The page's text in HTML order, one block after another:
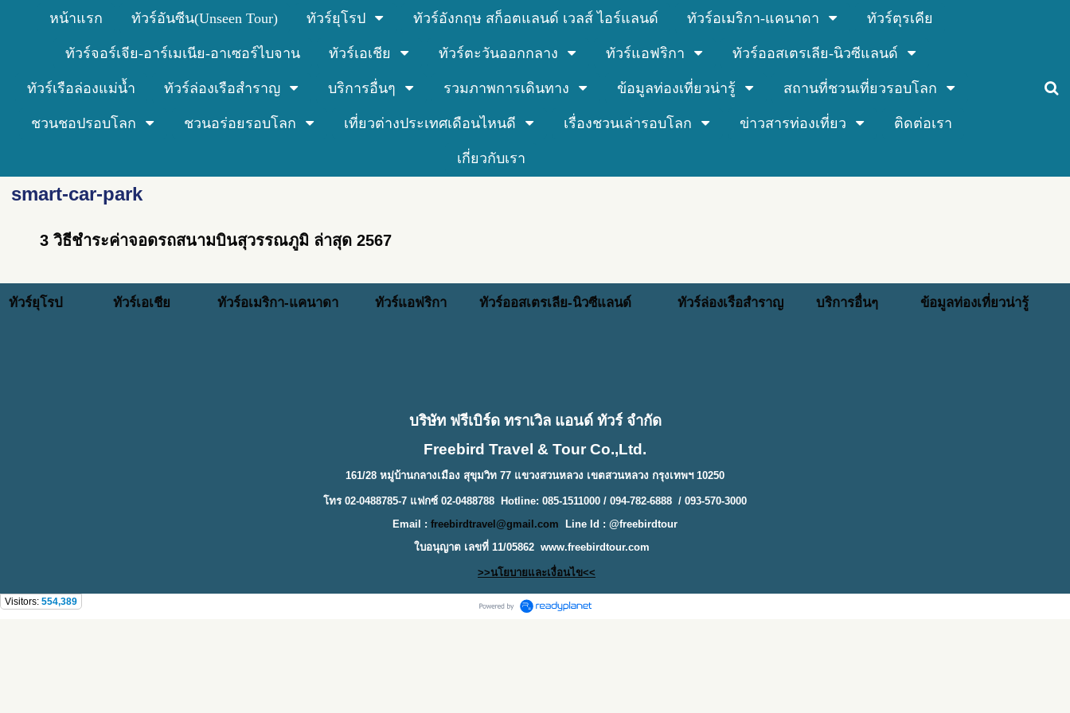
หน้าแรก ทัวร์อันซีน(Unseen Tour) ทัวร์ยุโรป ทัวร์อังกฤษ สก็อตแลนด์ เวลส์ ไอร์แลนด์ ทัวร์อเมริกา-แคนาดา ทัวร์ตุรเคีย
ทัวร์จอร์เจีย-อาร์เมเนีย-อาเซอร์ไบจาน ทัวร์เอเชีย ทัวร์ตะวันออกกลาง ทัวร์แอฟริกา ทัวร์ออสเตรเลีย-นิวซีแลนด์
ทัวร์เรือล่องแม่น้ำ ทัวร์ล่องเรือสำราญ บริการอื่นๆ รวมภาพการเดินทาง ข้อมูลท่องเที่ยวน่ารู้ สถานที่ชวนเที่ยวรอบโลก
ชวนชอปรอบโลก ชวนอร่อยรอบโลก เที่ยวต่างประเทศเดือนไหนดี เรื่องชวนเล่ารอบโลก ข่าวสารท่องเที่ยว ติดต่อเรา
เกี่ยวกับเรา
smart-car-park
3 วิธีชำระค่าจอดรถสนามบินสุวรรณภูมิ ล่าสุด 2567
ทัวร์ยุโรป ทัวร์เอเชีย ทัวร์อเมริกา-แคนาดา ทัวร์แอฟริกา ทัวร์ออสเตรเลีย-นิวซีแลนด์ ทัวร์ล่องเรือสำราญ บริการอื่นๆ ข้อมูลท่องเที่ยวน่ารู้
บริษัท ฟรีเบิร์ด ทราเวิล แอนด์ ทัวร์ จำกัด
Freebird Travel & Tour Co.,Ltd.
161/28 หมู่บ้านกลางเมือง สุขุมวิท 77 แขวงสวนหลวง เขตสวนหลวง กรุงเทพฯ 10250
โทร 02-0488785-7 แฟกซ์ 02-0488788 Hotline: 085-1511000 / 094-782-6888 / 093-570-3000
Email : freebirdtravel@gmail.com
Line Id : @freebirdtour
ใบอนุญาต เลขที่ 11/05862 www.freebirdtour.com
>>นโยบายและเงื่อนไข<<
Visitors: 554,389